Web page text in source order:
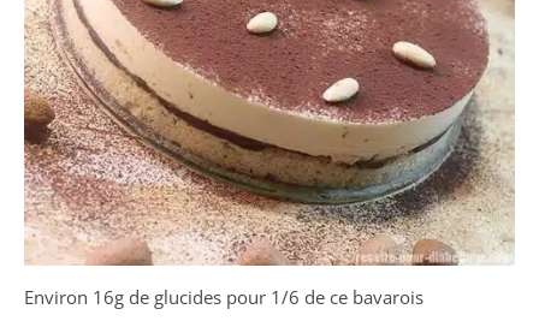
Environ 16g de glucides pour 1/6 de ce bavarois